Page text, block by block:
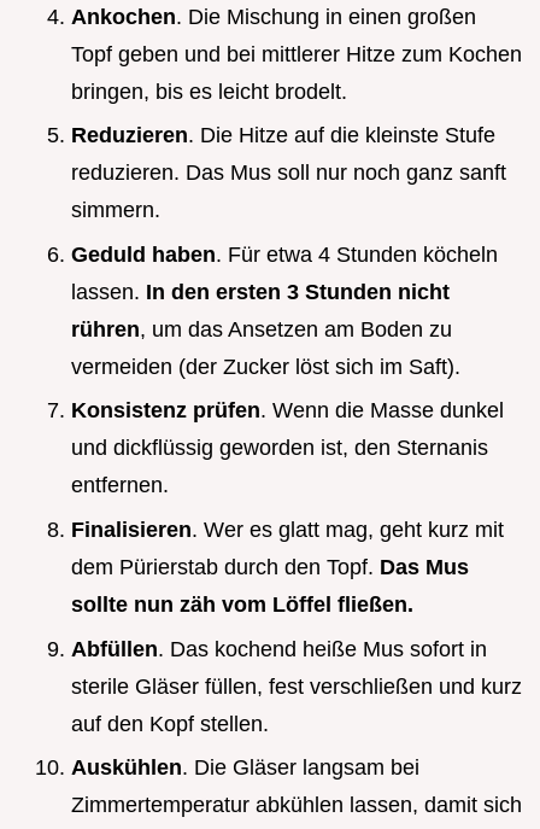
Ankochen. Die Mischung in einen großen
Topf geben und bei mittlerer Hitze zum Kochen
bringen, bis es leicht brodelt.
Reduzieren. Die Hitze auf die kleinste Stufe
reduzieren. Das Mus soll nur noch ganz sanft
simmern.
Geduld haben. Für etwa 4 Stunden köcheln
lassen. In den ersten 3 Stunden nicht
rühren, um das Ansetzen am Boden zu
vermeiden (der Zucker löst sich im Saft).
Konsistenz prüfen. Wenn die Masse dunkel
und dickflüssig geworden ist, den Sternanis
entfernen.
Finalisieren. Wer es glatt mag, geht kurz mit
dem Pürierstab durch den Topf. Das Mus
sollte nun zäh vom Löffel fließen.
Abfüllen. Das kochend heiße Mus sofort in
sterile Gläser füllen, fest verschließen und kurz
auf den Kopf stellen.
Auskühlen. Die Gläser langsam bei
Zimmertemperatur abkühlen lassen, damit sich